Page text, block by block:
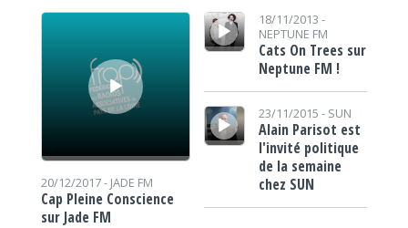
Lecteur audio
20/12/2017 - JADE FM
Cap Pleine Conscience
sur Jade FM
Lecteur audio18/11/2013 -
NEPTUNE FM
Cats On Trees sur
Neptune FM !
Lecteur audio
23/11/2015 - SUN
Alain Parisot est
l'invité politique
de la semaine
chez SUN